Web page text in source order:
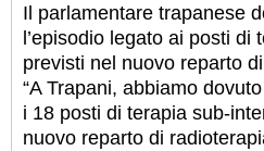
Il parlamentare trapanese
l’episodio legato ai posti
previsti nel nuovo reparto
“A Trapani, abbiamo
i 18 posti di terapia sub-
nuovo reparto di